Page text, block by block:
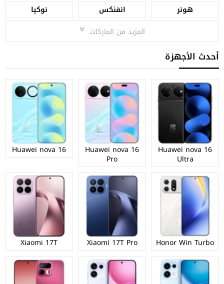
هونر
انفنكس
نوكيا
المزيد من الماركات
أحدث الأجهزة
Huawei nova 16
Ultra
Huawei nova 16
Pro
Huawei nova 16
Honor Win Turbo
Xiaomi 17T Pro
Xiaomi 17T